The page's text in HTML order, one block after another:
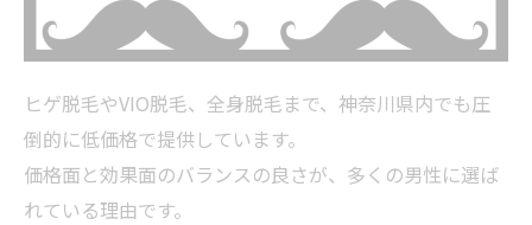
ヒゲ脱毛やVIO脱毛、全身脱毛まで、神奈川県内でも圧
倒的に低価格で提供しています。
価格面と効果面のバランスの良さが、多くの男性に選ば
れている理由です。